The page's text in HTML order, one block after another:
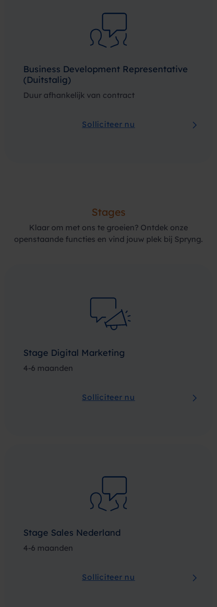
Business Development Representative
(Duitstalig)
Duur afhankelijk van contract
Solliciteer nu
Stages
Klaar om met ons te groeien? Ontdek onze
openstaande functies en vind jouw plek bij Spryng.
Stage Digital Marketing
4-6 maanden
Solliciteer nu
Stage Sales Nederland
4-6 maanden
Solliciteer nu